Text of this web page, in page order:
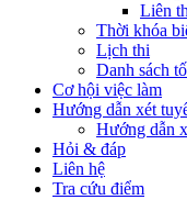
Liên
Thời khóa
Lịch thi
Danh sách
Cơ hội việc làm
Hướng dẫn xét
Hướng dẫn
Hỏi & đáp
Liên hệ
Tra cứu điểm